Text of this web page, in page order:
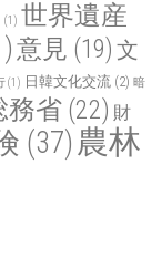
(1) 世界遺産
意見 (19) 文
(1) 日韓文化交流 (2) 暗
務省 (22) 財
(37) 農林